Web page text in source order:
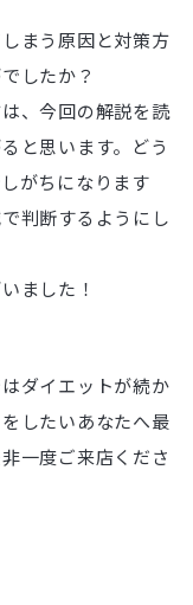
まう原因と対策方
したか？
、今回の解説を読
と思います。どう
がちになります
判断するようにし
ました！
ダイエットが続か
したいあなたへ最
一度ご来店くださ